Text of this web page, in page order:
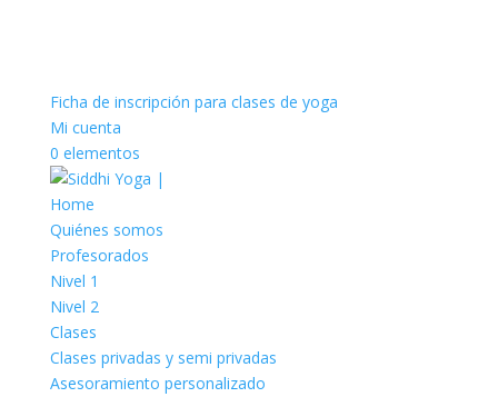
Ficha de inscripción para clases de yoga
Mi cuenta
0 elementos
Home
Quiénes somos
Profesorados
Nivel 1
Nivel 2
Clases
Clases privadas y semi privadas
Asesoramiento personalizado